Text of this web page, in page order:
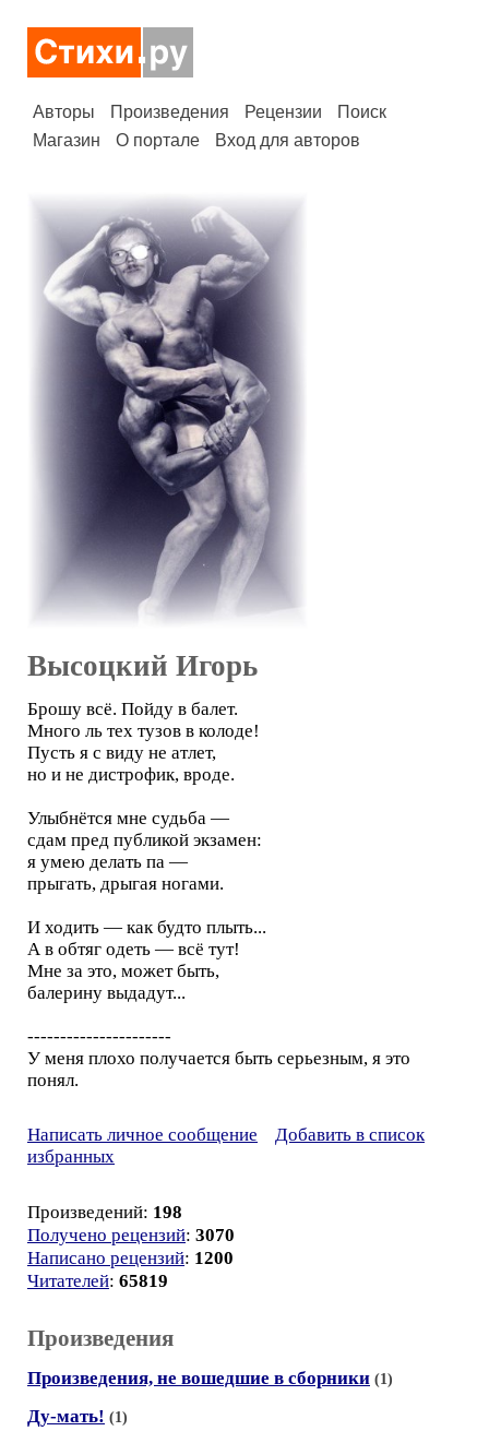
Авторы Произведения Рецензии
Поиск
Магазин
О портале Вход для авторов
Высоцкий Игорь
Брошу всё. Пойду в балет.
Много ль тех тузов в колоде!
Пусть я с виду не атлет,
но и не дистрофик, вроде.
Улыбнётся мне судьба —
сдам пред публикой экзамен:
я умею делать па —
прыгать, дрыгая ногами.
И ходить — как будто плыть...
А в обтяг одеть — всё тут!
Мне за это, может быть,
балерину выдадут...
----------------------
У меня плохо получается быть серьезным, я это
понял.
Написать личное сообщение
Добавить в список
избранных
Произведений: 198
Получено рецензий: 3070
Написано рецензий: 1200
Читателей: 65819
Произведения
Произведения, не вошедшие в сборники (1)
Ду-мать! (1)